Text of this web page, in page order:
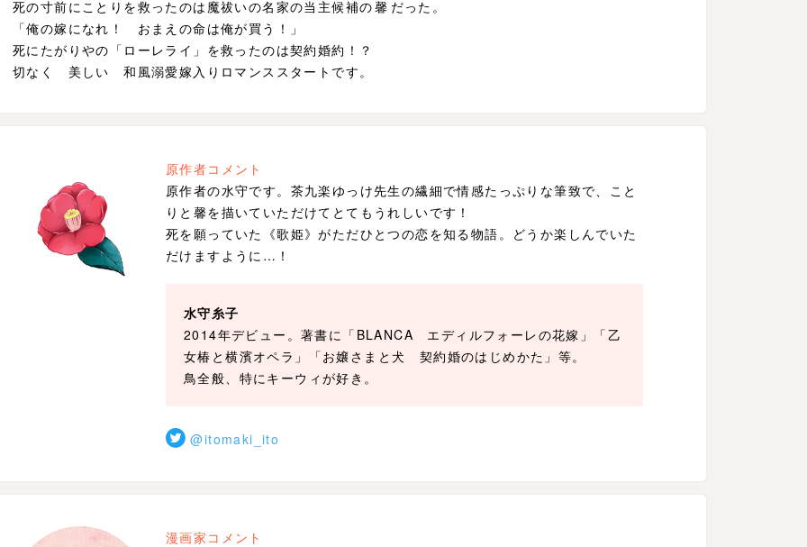
死の寸前にことりを救ったのは魔祓いの名家の当主候補の馨 だった。
「俺の嫁になれ！ おまえの命は俺が買う！」
死にたがりやの「ローレライ」を救ったのは契約婚約！？
切なく 美しい 和風溺愛嫁入りロマンススタートです。
原作者コメント
原作者の水守です。茶九楽ゆっけ先生の繊細で情感たっぷりな筆致で、こと
りと馨を描いていただけてとてもうれしいです！
死を願っていた《歌姫》がただひとつの恋を知る物語。どうか楽しんでいた
だけますように…！
水守糸子
2014年デビュー。著書に「BLANCA エディルフォーレの花嫁」「乙
女椿と横濱オペラ」「お嬢さまと犬 契約婚のはじめかた」等。
鳥全般、特にキーウィが好き。
@itomaki_ito
漫画家コメント